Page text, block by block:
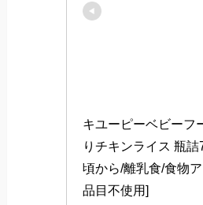
キユーピーベビーフ
りチキンライス 瓶詰
頃から/離乳食/食物
品目不使用]